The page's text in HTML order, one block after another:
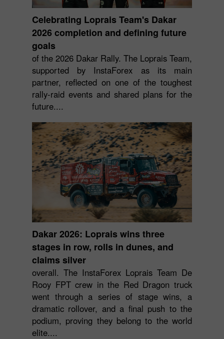
Celebrating Loprais Team's Dakar
2026 completion and defining future
goals
of the 2026 Dakar Rally. The Loprais Team,
supported by InstaForex as its main
partner, reflected on one of the toughest
rally-raid events and shared plans for the
future....
Dakar 2026: Loprais wins three
stages in row, rolls in dunes, and
claims silver
overall. The InstaForex Loprais Team De
Rooy FPT crew in the Red Dragon truck
went through a series of stage wins, a
dramatic rollover, and a final push to the
podium, proving they belong to the world
elite....